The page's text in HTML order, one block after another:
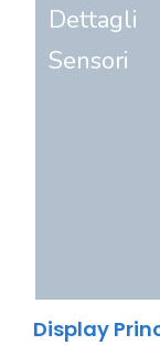
Dettagli
Sensori
Display